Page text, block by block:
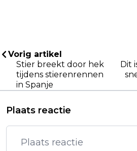
Vorig artikel
Stier breekt door hek
tijdens stierenrennen
in Spanje
Dit
Plaats reactie